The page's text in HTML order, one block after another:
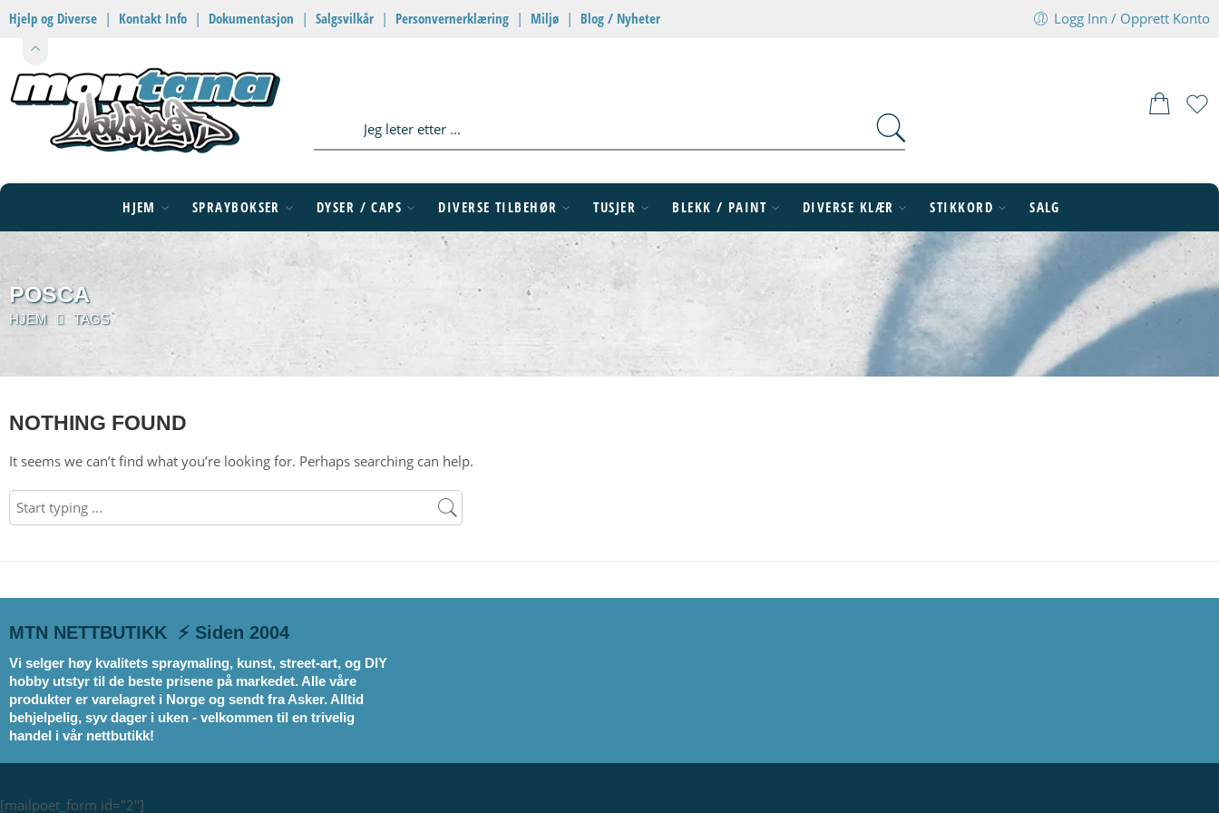
Hjelp og Diverse | Kontakt Info | Dokumentasjon | Salgsvilkår | Personvernerklæring | Miljø | Blog / Nyheter Logg Inn / Opprett Konto
HJEM SPRAYBOKSER DYSER / CAPS DIVERSE TILBEHØR TUSJER BLEKK / PAINT DIVERSE KLÆR STIKKORD SALG
POSCA
HJEM TAGS
NOTHING FOUND
It seems we can’t find what you’re looking for. Perhaps searching can help.
MTN NETTBUTIKK ⚡ Siden 2004
Vi selger høy kvalitets spraymaling, kunst, street-art, og DIY
hobby utstyr til de beste prisene på markedet. Alle våre
produkter er varelagret i Norge og sendt fra Asker. Alltid
behjelpelig, syv dager i uken - velkommen til en trivelig
handel i vår nettbutikk!
[mailpoet_form id="2"]